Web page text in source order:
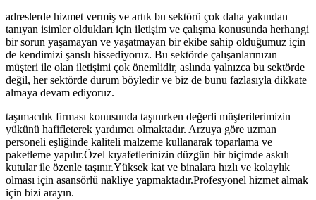
adreslerde hizmet vermiş ve artık bu sektörü çok daha yakından
tanıyan isimler oldukları için iletişim ve çalışma konusunda herhangi
bir sorun yaşamayan ve yaşatmayan bir ekibe sahip olduğumuz için
de kendimizi şanslı hissediyoruz. Bu sektörde çalışanlarınızın
müşteri ile olan iletişimi çok önemlidir, aslında yalnızca bu sektörde
değil, her sektörde durum böyledir ve biz de bunu fazlasıyla dikkate
almaya devam ediyoruz.
taşımacılık firması konusunda taşınırken değerli müşterilerimizin
yükünü hafifleterek yardımcı olmaktadır. Arzuya göre uzman
personeli eşliğinde kaliteli malzeme kullanarak toparlama ve
paketleme yapılır.Özel kıyafetlerinizin düzgün bir biçimde askılı
kutular ile özenle taşınır.Yüksek kat ve binalara hızlı ve kolaylık
olması için asansörlü nakliye yapmaktadır.Profesyonel hizmet almak
için bizi arayın.